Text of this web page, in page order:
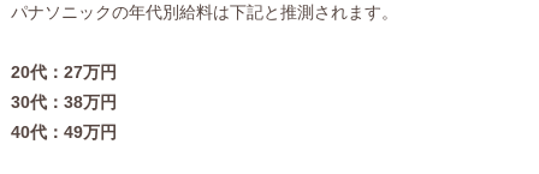
パナソニックの年代別給料は下記と推測されます。
20代：27万円
30代：38万円
40代：49万円